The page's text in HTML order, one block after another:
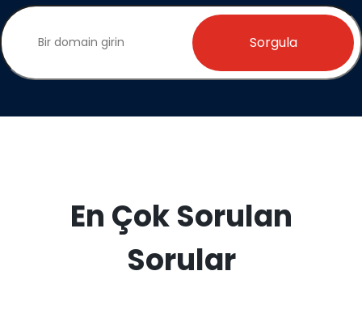
Sorgula
En Çok Sorulan
Sorular